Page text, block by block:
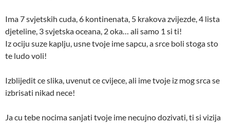
Ima 7 svjetskih cuda, 6 kontinenata, 5 krakova zvijezde, 4 lista
djeteline, 3 svjetska oceana, 2 oka… ali samo 1 si ti!
Iz ociju suze kaplju, usne tvoje ime sapcu, a srce boli stoga sto
te ludo voli!
Izblijedit ce slika, uvenut ce cvijece, ali ime tvoje iz mog srca se
izbrisati nikad nece!
Ja cu tebe nocima sanjati tvoje ime necujno dozivati, ti si vizija